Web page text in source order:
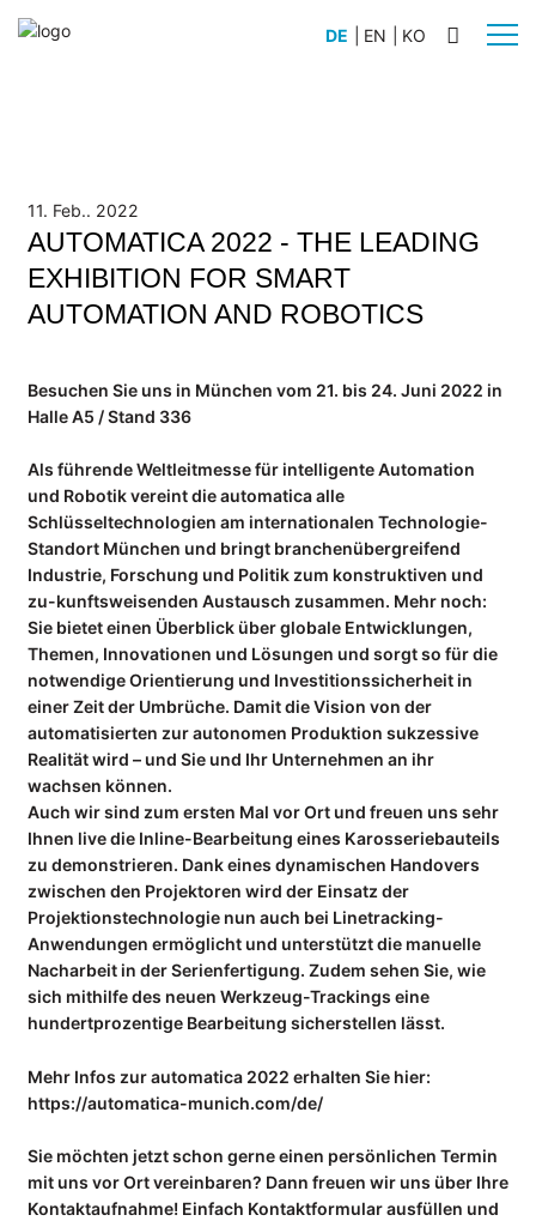
Anlagenbau
Flugzeugbau
Nutz- und Sonderfahrzeugbau
PRODUKTE
WERKLICHT PRO S
WERKLICHT VIDEO
Zubehör
UNTERNEHMEN
Kompetenzen
Referenzen
Partner
Jobs
Wiki: Laserprojektion
Wiki: Videoprojektion
Wiki: Digitale Werkerführung
Datenblätter
Anwenderberichte
NEWS
Blog
Presse
Events
KONTAKT
DE EN KO
11. Feb.. 2022
AUTOMATICA 2022 - THE LEADING
EXHIBITION FOR SMART
AUTOMATION AND ROBOTICS
Besuchen Sie uns in München vom 21. bis 24. Juni 2022 in
Halle A5 / Stand 336
Als führende Weltleitmesse für intelligente Automation
und Robotik vereint die automatica alle
Schlüsseltechnologien am internationalen Technologie-
Standort München und bringt branchenübergreifend
Industrie, Forschung und Politik zum konstruktiven und
zu-kunftsweisenden Austausch zusammen. Mehr noch:
Sie bietet einen Überblick über globale Entwicklungen,
Themen, Innovationen und Lösungen und sorgt so für die
notwendige Orientierung und Investitionssicherheit in
einer Zeit der Umbrüche. Damit die Vision von der
automatisierten zur autonomen Produktion sukzessive
Realität wird – und Sie und Ihr Unternehmen an ihr
wachsen können.
Auch wir sind zum ersten Mal vor Ort und freuen uns sehr
Ihnen live die Inline-Bearbeitung eines Karosseriebauteils
zu demonstrieren. Dank eines dynamischen Handovers
zwischen den Projektoren wird der Einsatz der
Projektionstechnologie nun auch bei Linetracking-
Anwendungen ermöglicht und unterstützt die manuelle
Nacharbeit in der Serienfertigung. Zudem sehen Sie, wie
sich mithilfe des neuen Werkzeug-Trackings eine
hundertprozentige Bearbeitung sicherstellen lässt.
Mehr Infos zur automatica 2022 erhalten Sie hier:
https://automatica-munich.com/de/
Sie möchten jetzt schon gerne einen persönlichen Termin
mit uns vor Ort vereinbaren? Dann freuen wir uns über Ihre
Kontaktaufnahme! Einfach Kontaktformular ausfüllen und